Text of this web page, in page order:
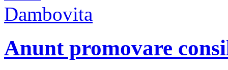
Anunt promovare